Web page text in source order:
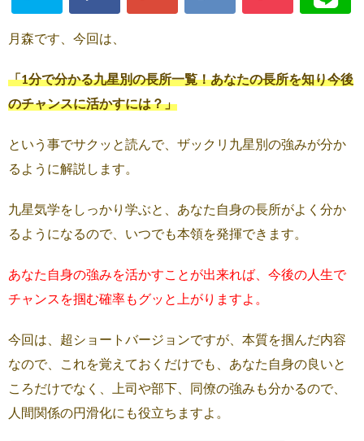
月森です、今回は、
「1分で分かる九星別の長所一覧！あなたの長所を知り今後
のチャンスに活かすには？」
という事でサクッと読んで、ザックリ九星別の強みが分か
るように解説します。
九星気学をしっかり学ぶと、あなた自身の長所がよく分か
るようになるので、いつでも本領を発揮できます。
あなた自身の強みを活かすことが出来れば、今後の人生で
チャンスを掴む確率もグッと上がりますよ。
今回は、超ショートバージョンですが、本質を掴んだ内容
なので、これを覚えておくだけでも、あなた自身の良いと
ころだけでなく、上司や部下、同僚の強みも分かるので、
人間関係の円滑化にも役立ちますよ。